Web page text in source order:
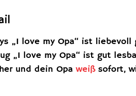
„I love my Opa“ ist
„I love my Opa“ ist gut
und dein Opaweißsofort,